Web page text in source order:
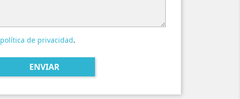
política de privacidad.